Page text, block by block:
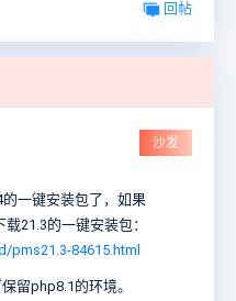
回帖
沙发
一键安装包了，如果
21.3的一键安装包：
84615.html
留php8.1的环境。